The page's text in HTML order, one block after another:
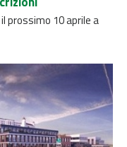
prossimo 10 aprile a